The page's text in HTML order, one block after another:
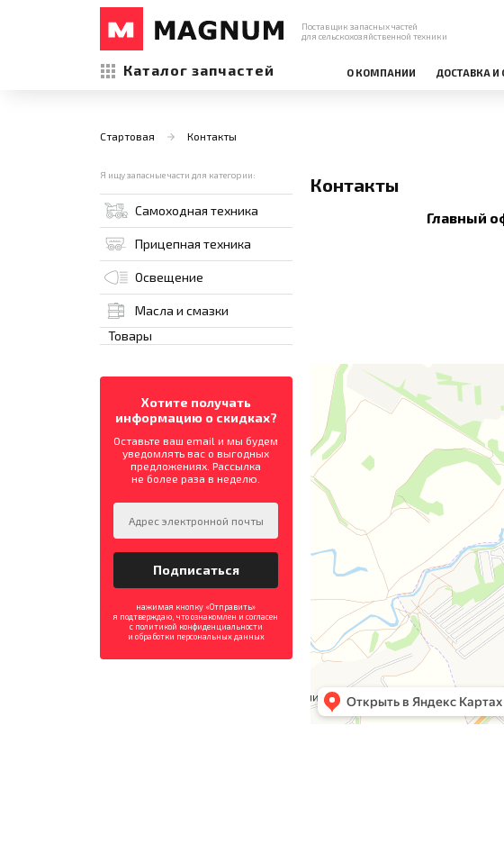
Поставщик запасных частей
для сельскохозяйственной техники
Каталог запчастей О КОМПАНИИ ДОСТАВКА И
Стартовая Контакты
Я ищу запасные части для категории:
Самоходная техника
Прицепная техника
Освещение
Масла и смазки
Товары
Хотите получать
информацию о скидках?
Оставьте ваш email и мы будем
уведомлять вас о выгодных
предложениях. Рассылка
не более раза в неделю.
нажимая кнопку «Отправить»
я подтверждаю, что ознакомлен и согласен
с политикой конфиденциальности
и обработки персональных данных
Контакты
Главный